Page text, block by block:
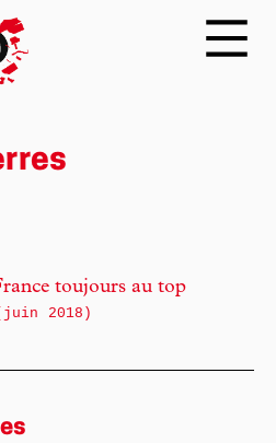
toujours au top
2018)